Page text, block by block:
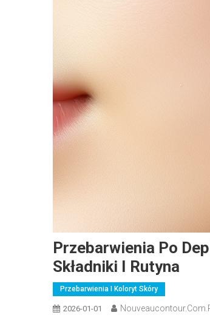
Przebarwienia Po
Składniki I Rutyna
Przebarwienia I Koloryt Skóry
2026-01-01